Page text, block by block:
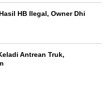
HB Ilegal, Owner Dhi
Antrean Truk,